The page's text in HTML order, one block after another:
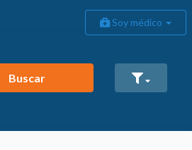
Soy médico
Buscar